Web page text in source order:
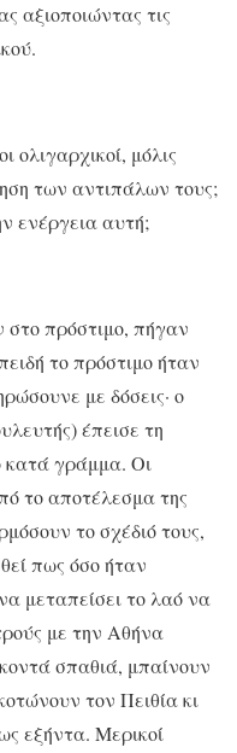
αξιοποιώντας τις
ολιγαρχικοί, μόλις
των αντιπάλων τους;
ενέργεια αυτή;
στο πρόστιμο, πήγαν
το πρόστιμο ήταν
με δόσεις· ο
έπεισε τη
κατά γράμμα. Οι
το αποτέλεσμα της
το σχέδιό τους,
πως όσο ήταν
μεταπείσει το λαό να
με την Αθήνα
σπαθιά, μπαίνουν
τον Πειθία κι
εξήντα. Μερικοί